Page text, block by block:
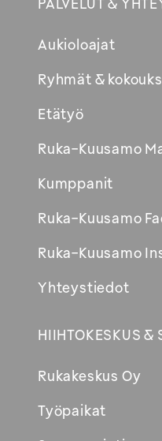
Aukioloajat
Ryhmät &
Etätyö
Ruka-Kuusamo
Kumppanit
Ruka-Kuusamo
Ruka-Kuusamo
Yhteystiedot
HIIHTOKESKUS &
Rukakeskus Oy
Työpaikat